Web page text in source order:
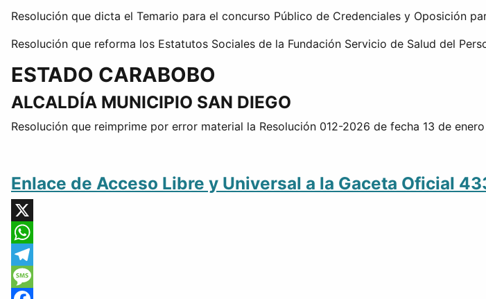
Resolución que dicta el Temario para el concurso Público de Credenciales y Oposición
Resolución que reforma los Estatutos Sociales de la Fundación Servicio de Salud del
ESTADO CARABOBO
ALCALDÍA MUNICIPIO SAN DIEGO
Resolución que reimprime por error material la Resolución 012-2026 de fecha 13 de
Enlace de Acceso Libre y Universal a la Gaceta Oficial
X
WhatsApp
Telegram